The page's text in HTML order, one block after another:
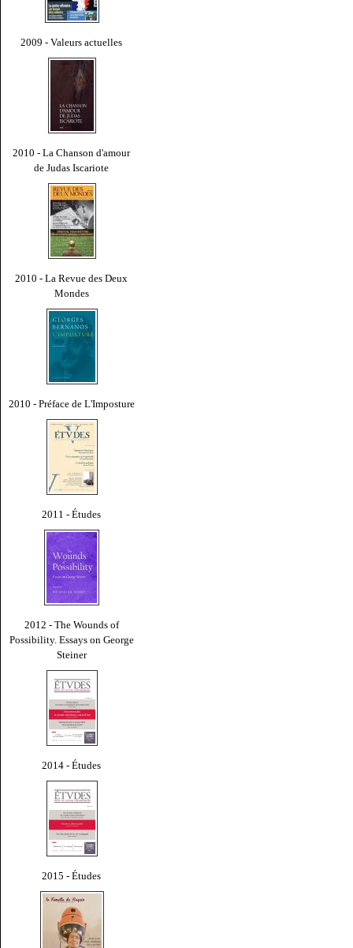
2009 - Valeurs actuelles
2010 - La Chanson d'amour
de Judas Iscariote
2010 - La Revue des Deux
Mondes
2010 - Préface de L'Imposture
2011 - Études
2012 - The Wounds of
Possibility. Essays on George
Steiner
2014 - Études
2015 - Études